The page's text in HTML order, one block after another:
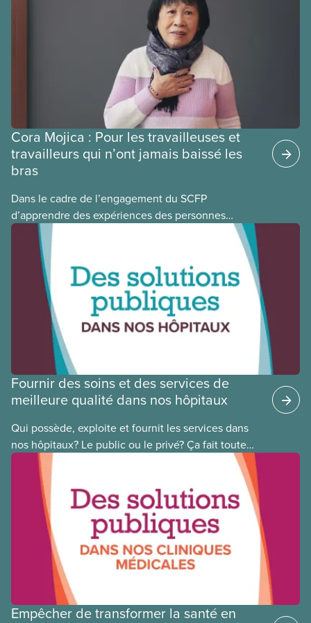
régime pourrait avoir sur leurs avantages
Cora Mojica : Pour les travailleuses et
travailleurs qui n’ont jamais baissé les
bras
Dans le cadre de l’engagement du SCFP
d’apprendre des expériences des personnes
autochtones, noires et racisées, et de célébrer
leurs réussites, nous vous présentons des membres
du Comité national pour la justice raciale et du
Conseil national des Autochtones. L’article de ce
mois-ci présente Cora Mojica, membre du Comité
national pour la justice raciale.
Fournir des soins et des services de
meilleure qualité dans nos hôpitaux
Qui possède, exploite et fournit les services dans
nos hôpitaux? Le public ou le privé? Ça fait toute
une différence. Un hôpital public coûte moins cher,
en donne plus et est voué à l’intérêt public.
Empêcher de transformer la santé en